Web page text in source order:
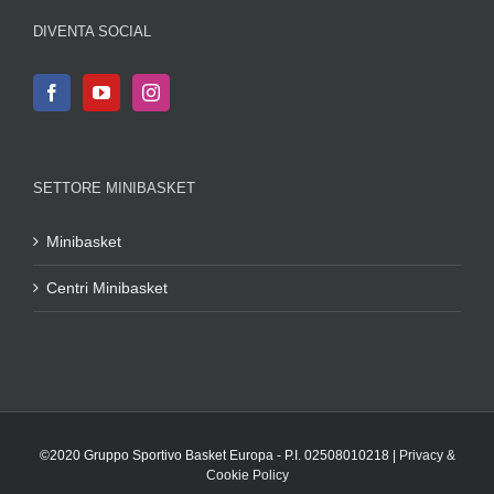
DIVENTA SOCIAL
SETTORE MINIBASKET
Minibasket
Centri Minibasket
©2020 Gruppo Sportivo Basket Europa - P.I. 02508010218 |
Privacy &
Cookie Policy